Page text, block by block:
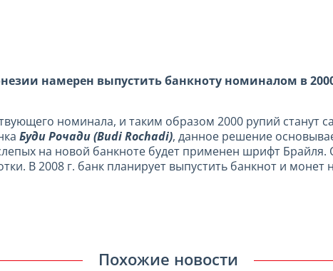
намерен выпустить банкноту номиналом в
номинала, и таким образом 2000 рупий
Буди Рочади (Budi Rochadi), данное решение
на новой банкноте будет применен шрифт
В 2008 г. банк планирует выпустить банкнот и
Похожие новости